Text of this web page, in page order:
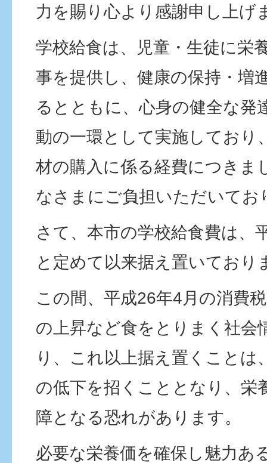
力を賜り心より感謝申し上げ
学校給食は、児童・生徒に栄
事を提供し、健康の保持・増
るとともに、心身の健全な発
動の一環として実施しており
材の購入に係る経費につきま
なさまにご負担いただいてお
さて、本市の学校給食費は、
と定めて以来据え置いており
この間、平成26年4月の消費
の上昇など食をとりまく社会
り、これ以上据え置くことは
の低下を招くこととなり、栄
障となる恐れがあります。
必要な栄養価を確保し魅力あ